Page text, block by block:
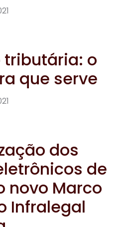
tributária: o
que serve
dos
de
novo Marco
Infralegal